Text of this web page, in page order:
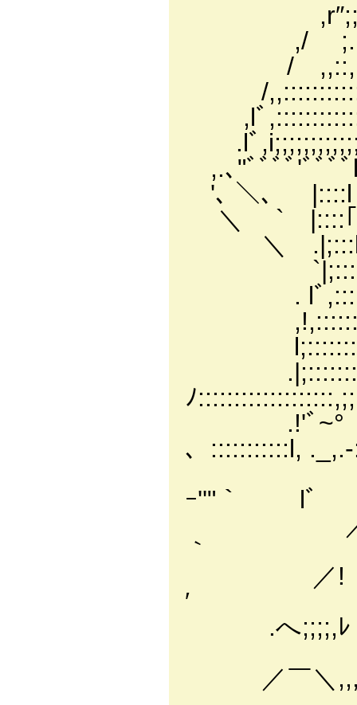
,r″;;;;;,
,/ ;.;;,./ﾞ;;.,
/ ,,::,,,/
/
,lﾞ
.lﾞ
,.､"ﾞﾞﾞﾞ
'､ ＼、
＼ ` |::::｢
＼ .|;:::l
`|;:::l,
. lﾞ,:::::＼_
,!,::::::::::::|
ﾉ
.!'ﾞ~°
、:::::::::::l,
ｰ''"｀ lﾞ
.へ;;;;,ﾚ
／￣＼,,,,-